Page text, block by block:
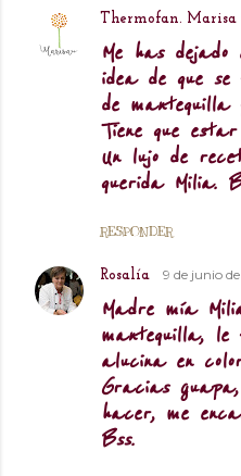
Thermofan. Marisa
Me has
idea de que
de mantequilla
Tiene que
Un lujo de
querida Milia.
RESPONDER
Rosalía 9 de junio
Madre mía
mantequilla, le
alucina en
Gracias
hacer, me
Bss.